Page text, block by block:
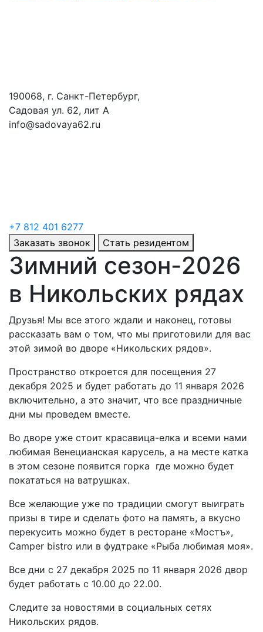
190068, г. Санкт-Петербург,
Садовая ул. 62, лит А
info@sadovaya62.ru
+7 812 401 6277
Заказать звонок
Стать резидентом
Зимний сезон-2026
в Никольских рядах
Друзья! Мы все этого ждали и наконец, готовы
рассказать вам о том, что мы приготовили для вас
этой зимой во дворе «Никольских рядов».
Пространство откроется для посещения 27
декабря 2025 и будет работать до 11 января 2026
включительно, а это значит, что все праздничные
дни мы проведем вместе.
Во дворе уже стоит красавица-елка и всеми нами
любимая Венецианская карусель, а на месте катка
в этом сезоне появится горка где можно будет
покататься на ватрушках.
Все желающие уже по традиции смогут выиграть
призы в тире и сделать фото на память, а вкусно
перекусить можно будет в ресторане «Мостъ»,
Camper bistro или в фудтраке «Рыба любимая моя».
Все дни с 27 декабря 2025 по 11 января 2026 двор
будет работать с 10.00 до 22.00.
Следите за новостями в социальных сетях
Никольских рядов.